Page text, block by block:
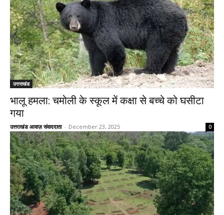
उत्तराखंड
भालू हमला: चमोली के स्कूल में कक्षा से बच्चे को घसीटा
गया
उत्तराखंड आवाज़ संवाददाता - December 23, 2025 0